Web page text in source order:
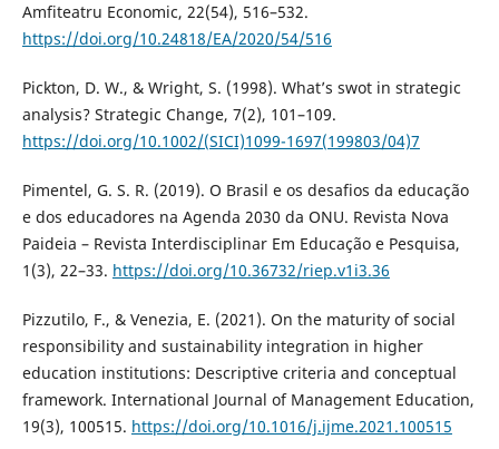
Amfiteatru Economic, 22(54), 516–532.
https://doi.org/10.24818/EA/2020/54/516
Pickton, D. W., & Wright, S. (1998). What’s swot in strategic
analysis? Strategic Change, 7(2), 101–109.
https://doi.org/10.1002/(SICI)1099-1697(199803/04)7
Pimentel, G. S. R. (2019). O Brasil e os desafios da educação
e dos educadores na Agenda 2030 da ONU. Revista Nova
Paideia – Revista Interdisciplinar Em Educação e Pesquisa,
1(3), 22–33. https://doi.org/10.36732/riep.v1i3.36
Pizzutilo, F., & Venezia, E. (2021). On the maturity of social
responsibility and sustainability integration in higher
education institutions: Descriptive criteria and conceptual
framework. International Journal of Management Education,
19(3), 100515. https://doi.org/10.1016/j.ijme.2021.100515